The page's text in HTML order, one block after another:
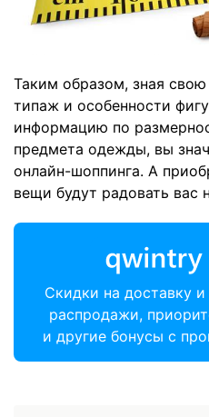
Таким образом, зная
типаж и особенности
информацию по
предмета одежды, вы
онлайн-шоппинга. А
вещи будут радовать вас
Скидки на доставку
распродажи,
и другие бонусы с